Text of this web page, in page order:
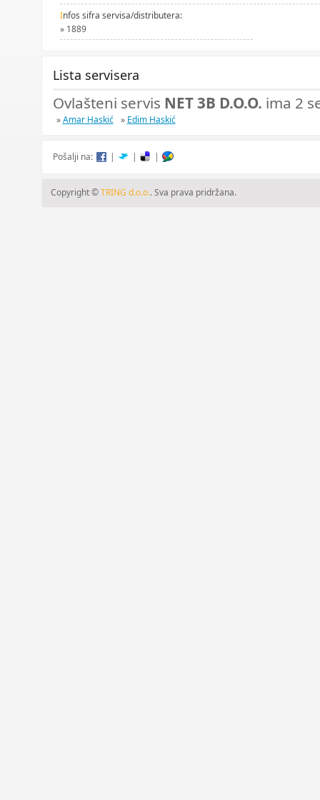
Infos sifra servisa/distributera:
» 1889
Lista servisera
Ovlašteni servis NET 3B D.O.O. ima 2
»Amar Haskić » Edim Haskić
Pošalji na: | | |
Copyright ©TRING d.o.o.. Sva prava pridržana.